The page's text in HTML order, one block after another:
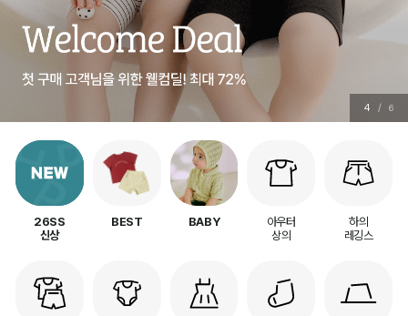
5 / 6
26SS
신상
BEST BABY
아우터
상의
하의
레깅스